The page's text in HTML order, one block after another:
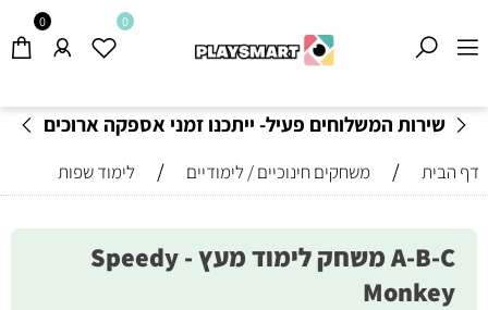
שירות המשלוחים פעיל- ייתכנו זמני אספקה ארוכים
0 0
דף הבית / משחקים חינוכיים / לימודיים / לימוד שפות
A-B-C משחק לימוד מעץ - Speedy
Monkey